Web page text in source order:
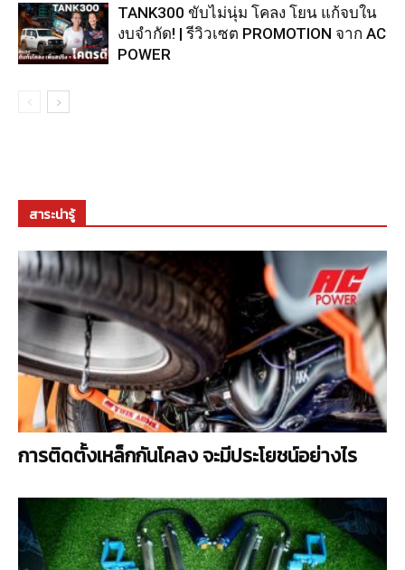
TANK300 ขับไม่นุ่ม โคลง โยน แก้จบใน
งบจำกัด! | รีวิวเซต PROMOTION จาก AC
POWER
สาระน่ารู้
การติดตั้งเหล็กกันโคลง จะมีประโยชน์อย่างไร